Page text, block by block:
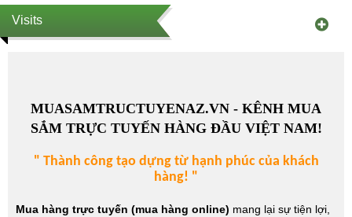
Visits
MUASAMTRUCTUYENAZ.VN - KÊNH MUA
SẮM TRỰC TUYẾN HÀNG ĐẦU VIỆT NAM!
" Thành công tạo dựng từ hạnh phúc của khách
hàng! "
Mua hàng trực tuyến (mua hàng online) mang lại sự tiện lợi,